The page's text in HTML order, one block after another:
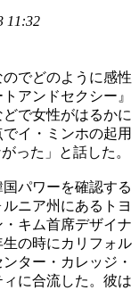
11:32
でどのように感性
アンドセクシー』
で女性がはるかに
イ・ミンホの起用
った」と話した。
パワーを確認する
ニア州にあるトヨ
キム首席デザイナ
の時にカリフォル
ター・カレッジ・
に合流した。彼は